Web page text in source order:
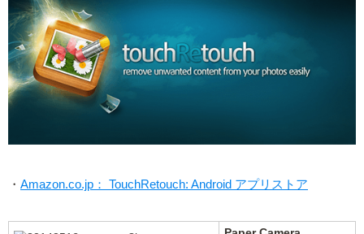
・ Amazon.co.jp： TouchRetouch: Android アプリストア